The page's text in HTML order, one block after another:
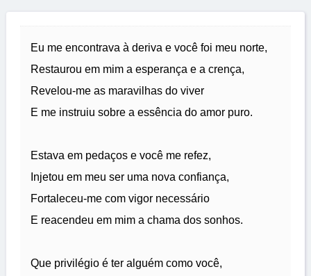
Eu me encontrava à deriva e você foi meu norte,
Restaurou em mim a esperança e a crença,
Revelou-me as maravilhas do viver
E me instruiu sobre a essência do amor puro.
Estava em pedaços e você me refez,
Injetou em meu ser uma nova confiança,
Fortaleceu-me com vigor necessário
E reacendeu em mim a chama dos sonhos.
Que privilégio é ter alguém como você,